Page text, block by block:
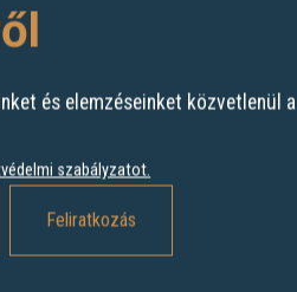
és elemzéseinket közvetlenül a
szabályzatot.